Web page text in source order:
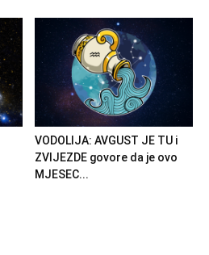
VODOLIJA: AVGUST JE TU i
ZVIJEZDE govore da je ovo
MJESEC...